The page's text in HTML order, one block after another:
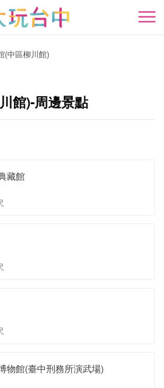
開
(中區柳川館)
館)-周邊景點
藏館
物館(臺中刑務所演武場)